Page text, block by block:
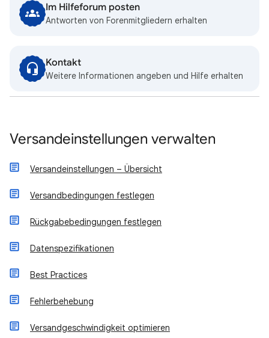
Im Hilfeforum posten
Antworten von Forenmitgliedern erhalten
Kontakt
Weitere Informationen angeben und Hilfe erhalten
Versandeinstellungen verwalten
Versandeinstellungen – Übersicht
Versandbedingungen festlegen
Rückgabebedingungen festlegen
Datenspezifikationen
Best Practices
Fehlerbehebung
Versandgeschwindigkeit optimieren